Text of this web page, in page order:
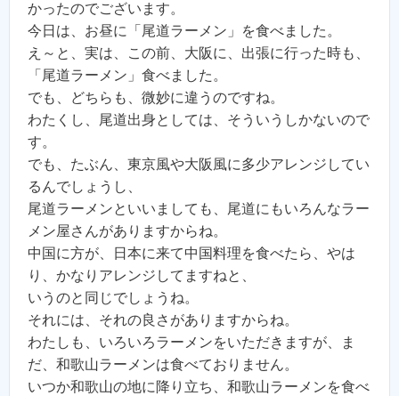
かったのでございます。
今日は、お昼に「尾道ラーメン」を食べました。
え～と、実は、この前、大阪に、出張に行った時も、
「尾道ラーメン」食べました。
でも、どちらも、微妙に違うのですね。
わたくし、尾道出身としては、そういうしかないので
す。
でも、たぶん、東京風や大阪風に多少アレンジしてい
るんでしょうし、
尾道ラーメンといいましても、尾道にもいろんなラー
メン屋さんがありますからね。
中国に方が、日本に来て中国料理を食べたら、やは
り、かなりアレンジしてますねと、
いうのと同じでしょうね。
それには、それの良さがありますからね。
わたしも、いろいろラーメンをいただきますが、ま
だ、和歌山ラーメンは食べておりません。
いつか和歌山の地に降り立ち、和歌山ラーメンを食べ